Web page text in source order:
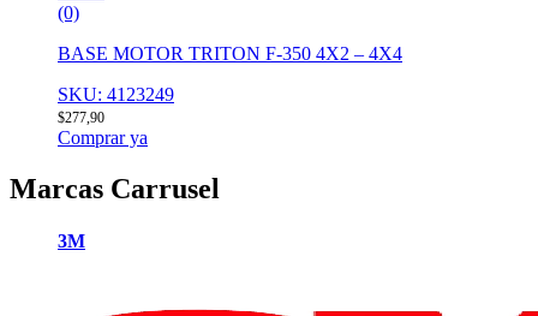
(0)
BASE MOTOR TRITON F-350 4X2 – 4X4
SKU: 4123249
$277,90
Comprar ya
Marcas Carrusel
3M